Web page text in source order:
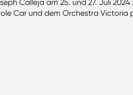
Calleja am 25. und 27. Juli
Car und dem Orchestra